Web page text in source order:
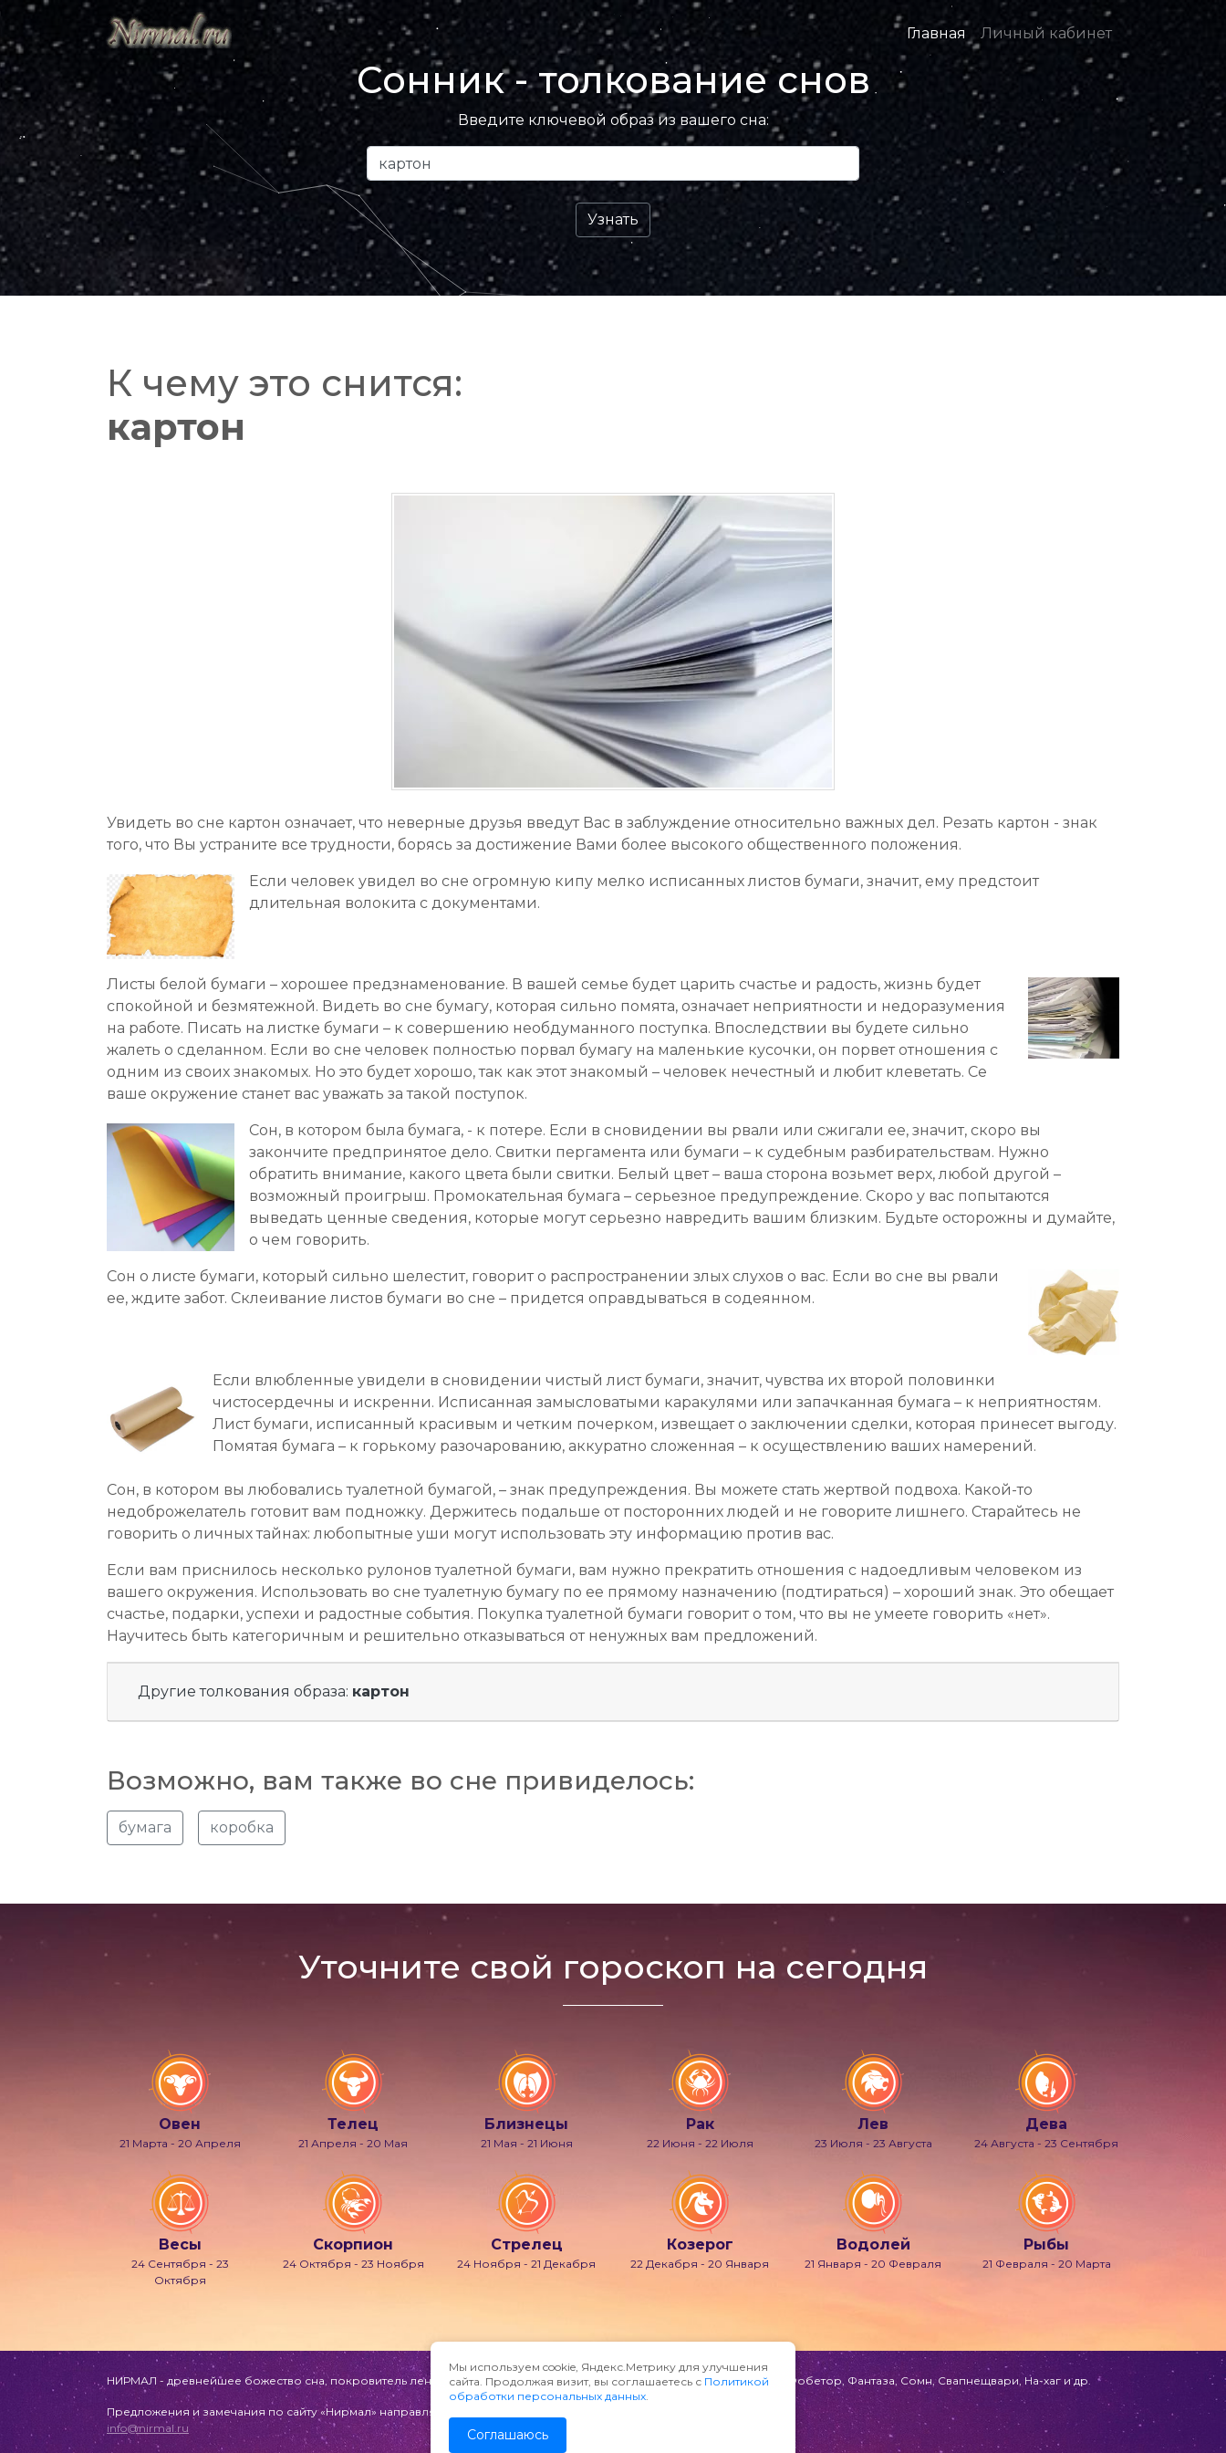
Главная Личный кабинет
Сонник - толкование снов
Введите ключевой образ из вашего сна:
К чему это снится:
картон
Увидеть во сне картон означает, что неверные друзья введут Вас в заблуждение относительно важных дел. Резать картон - знак
того, что Вы устраните все трудности, борясь за достижение Вами более высокого общественного положения.
Если человек увидел во сне огромную кипу мелко исписанных листов бумаги, значит, ему предстоит
длительная волокита с документами.
Листы белой бумаги – хорошее предзнаменование. В вашей семье будет царить счастье и радость, жизнь будет
спокойной и безмятежной. Видеть во сне бумагу, которая сильно помята, означает неприятности и недоразумения
на работе. Писать на листке бумаги – к совершению необдуманного поступка. Впоследствии вы будете сильно
жалеть о сделанном. Если во сне человек полностью порвал бумагу на маленькие кусочки, он порвет отношения с
одним из своих знакомых. Но это будет хорошо, так как этот знакомый – человек нечестный и любит клеветать. Се
ваше окружение станет вас уважать за такой поступок.
Сон, в котором была бумага, - к потере. Если в сновидении вы рвали или сжигали ее, значит, скоро вы
закончите предпринятое дело. Свитки пергамента или бумаги – к судебным разбирательствам. Нужно
обратить внимание, какого цвета были свитки. Белый цвет – ваша сторона возьмет верх, любой другой –
возможный проигрыш. Промокательная бумага – серьезное предупреждение. Скоро у вас попытаются
выведать ценные сведения, которые могут серьезно навредить вашим близким. Будьте осторожны и думайте,
о чем говорить.
Сон о листе бумаги, который сильно шелестит, говорит о распространении злых слухов о вас. Если во сне вы рвали
ее, ждите забот. Склеивание листов бумаги во сне – придется оправдываться в содеянном.
Если влюбленные увидели в сновидении чистый лист бумаги, значит, чувства их второй половинки
чистосердечны и искренни. Исписанная замысловатыми каракулями или запачканная бумага – к неприятностям.
Лист бумаги, исписанный красивым и четким почерком, извещает о заключении сделки, которая принесет выгоду.
Помятая бумага – к горькому разочарованию, аккуратно сложенная – к осуществлению ваших намерений.
Сон, в котором вы любовались туалетной бумагой, – знак предупреждения. Вы можете стать жертвой подвоха. Какой-то
недоброжелатель готовит вам подножку. Держитесь подальше от посторонних людей и не говорите лишнего. Старайтесь не
говорить о личных тайнах: любопытные уши могут использовать эту информацию против вас.
Если вам приснилось несколько рулонов туалетной бумаги, вам нужно прекратить отношения с надоедливым человеком из
вашего окружения. Использовать во сне туалетную бумагу по ее прямому назначению (подтираться) – хороший знак. Это обещает
счастье, подарки, успехи и радостные события. Покупка туалетной бумаги говорит о том, что вы не умеете говорить «нет».
Научитесь быть категоричным и решительно отказываться от ненужных вам предложений.
Другие толкования образа: картон
Возможно, вам также во сне привиделось:
бумага коробка
Уточните свой гороскоп на сегодня
Овен
21 Марта - 20 Апреля
Телец
21 Апреля - 20 Мая
Близнецы
21 Мая - 21 Июня
Рак
22 Июня - 22 Июля
Лев
23 Июля - 23 Августа
Дева
24 Августа - 23 Сентября
Весы
24 Сентября - 23
Октября
Скорпион
24 Октября - 23 Ноября
Стрелец
24 Ноября - 21 Декабря
Козерог
22 Декабря - 20 Января
Водолей
21 Января - 20 Февраля
Рыбы
21 Февраля - 20 Марта
НИРМАЛ - древнейшее божество сна, покровитель лени и мечтаний, также известно под именами Гипнос, Морфей, Фобетор, Фантаза, Сомн, Свапнещвари, На-хаг и др.
Предложения и замечания по сайту «Нирмал» направляйте по адресу:
info@nirmal.ru
Мы используем cookie, Яндекс.Метрику для улучшения
сайта. Продолжая визит, вы соглашаетесь с Политикой
обработки персональных данных.
Соглашаюсь